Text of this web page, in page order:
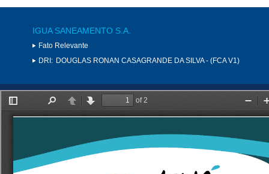
IGUA SANEAMENTO S.A.
Fato Relevante
DRI: DOUGLAS RONAN CASAGRANDE DA SILVA - (FCA V1)